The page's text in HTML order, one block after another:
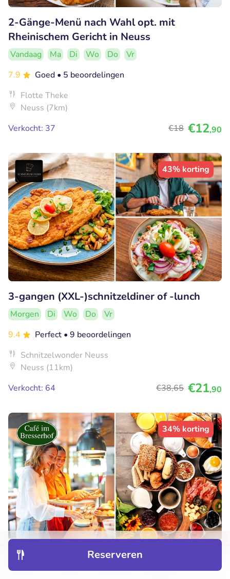
Reserveren
2-Gänge-Menü nach Wahl opt. mit
Rheinischem Gericht in Neuss
Vandaag Ma Di Wo Do
Vr
7.9
Goed • 5 beoordelingen
Flotte Theke
Neuss (7km)
Verkocht: 37
€18 €12,90
43% korting
3-gangen (XXL-)schnitzeldiner of -lunch
Morgen Di Wo Do
Vr
9.4
Perfect • 9 beoordelingen
Schnitzelwonder Neuss
Neuss (11km)
Verkocht: 64
€38,65 €21,90
34% korting
Frühstücksbuffet im Café im Bresserhof
Di Wo Do Vr